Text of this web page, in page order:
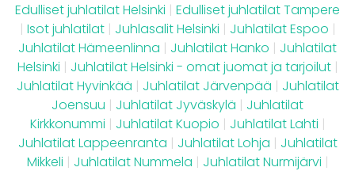
Edulliset juhlatilat Helsinki | Edulliset juhlatilat Tampere
| Isot juhlatilat | Juhlasalit Helsinki | Juhlatilat Espoo |
Juhlatilat Hämeenlinna | Juhlatilat Hanko | Juhlatilat
Helsinki | Juhlatilat Helsinki - omat juomat ja tarjoilut |
Juhlatilat Hyvinkää | Juhlatilat Järvenpää | Juhlatilat
Joensuu | Juhlatilat Jyväskylä | Juhlatilat
Kirkkonummi | Juhlatilat Kuopio | Juhlatilat Lahti |
Juhlatilat Lappeenranta | Juhlatilat Lohja | Juhlatilat
Mikkeli | Juhlatilat Nummela | Juhlatilat Nurmijärvi |